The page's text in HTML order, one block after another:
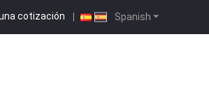
Spanish
cotización |